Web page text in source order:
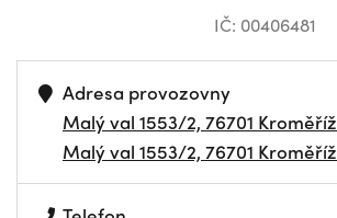
IČ: 00406481
Adresa provozovny
Malý val 1553/2, 76701 Kroměříž
Malý val 1553/2, 76701 Kroměříž